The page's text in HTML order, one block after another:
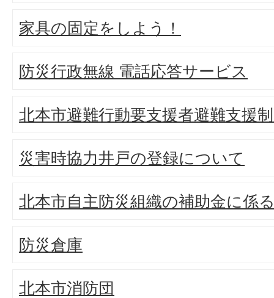
家具の固定をしよう！
防災行政無線 電話応答サービス
北本市避難行動要支援者避難支援
災害時協力井戸の登録について
北本市自主防災組織の補助金に係
防災倉庫
北本市消防団